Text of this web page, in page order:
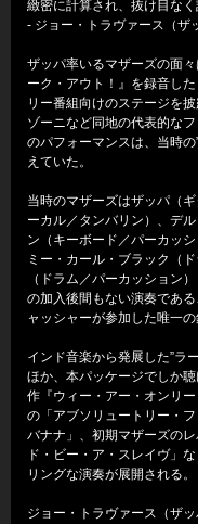
緻密に計算され、抜け目な
- ジョー・トラヴァース（ザ
ザッパ率いるマザーズの面
ーク・アウト！』を録音し
リー番組向けのステージを
ゾーニなど同地の代表的な
のパフォーマンスは、当時
えていた。
当時のマザーズはザッパ（
ーカル／タンバリン）、デ
ン（キーボード／パーカッ
ミー・カール・ブラック（
（ドラム／パーカッション
の加入後間もない演奏であ
ャッシャーが参加した唯一
インド音楽から発展した”ラ
ほか、本パッケージでしか
作『ウィー・アー・オンリ
の「アブソリュートリー・
バナナ」、初期マザーズの
ド・ビー・ア・スレイヴ」
リングな演奏が展開される。
ジョー・トラヴァース（ザ